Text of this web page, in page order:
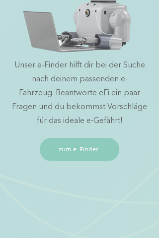
Unser e-Finder hilft dir bei der Suche
nach deinem passenden e-
Fahrzeug. Beantworte eFi ein paar
Fragen und du bekommst Vorschläge
für das ideale e-Gefährt!
zum e-Finder